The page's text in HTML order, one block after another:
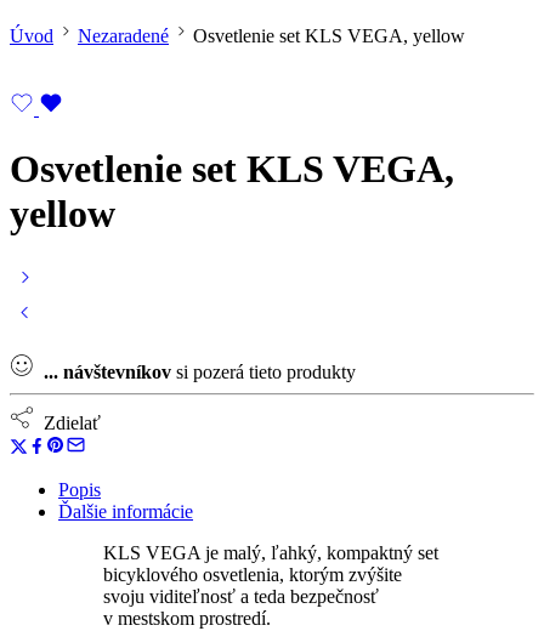
Úvod Nezaradené Osvetlenie set KLS VEGA, yellow
Osvetlenie set KLS VEGA,
yellow
... návštevníkov si pozerá tieto produkty
Zdielať
Popis
Ďalšie informácie
KLS VEGA je malý, ľahký, kompaktný set
bicyklového osvetlenia, ktorým zvýšite
svoju viditeľnosť a teda bezpečnosť
v mestskom prostredí.